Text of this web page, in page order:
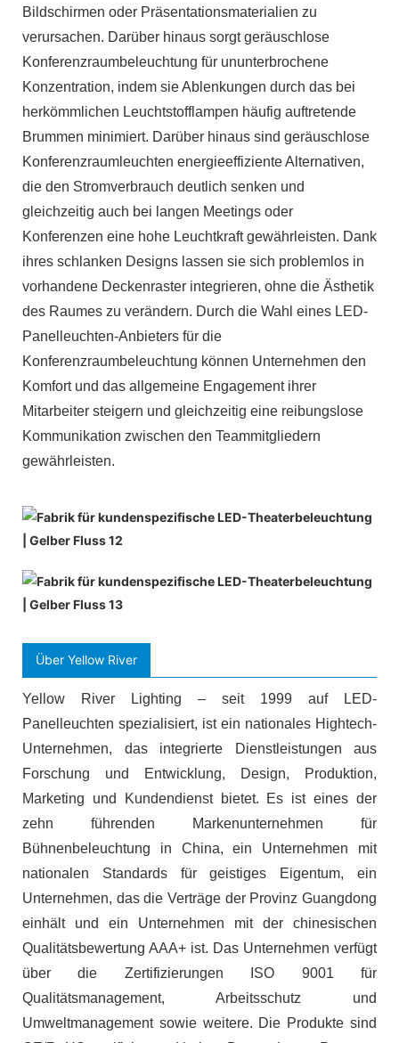
Bildschirmen oder Präsentationsmaterialien zu
verursachen. Darüber hinaus sorgt geräuschlose
Konferenzraumbeleuchtung für ununterbrochene
Konzentration, indem sie Ablenkungen durch das bei
herkömmlichen Leuchtstofflampen häufig auftretende
Brummen minimiert. Darüber hinaus sind geräuschlose
Konferenzraumleuchten energieeffiziente Alternativen,
die den Stromverbrauch deutlich senken und
gleichzeitig auch bei langen Meetings oder
Konferenzen eine hohe Leuchtkraft gewährleisten. Dank
ihres schlanken Designs lassen sie sich problemlos in
vorhandene Deckenraster integrieren, ohne die Ästhetik
des Raumes zu verändern. Durch die Wahl eines LED-
Panelleuchten-Anbieters für die
Konferenzraumbeleuchtung können Unternehmen den
Komfort und das allgemeine Engagement ihrer
Mitarbeiter steigern und gleichzeitig eine reibungslose
Kommunikation zwischen den Teammitgliedern
gewährleisten.
Über Yellow River
Yellow River Lighting – seit 1999 auf LED-
Panelleuchten spezialisiert, ist ein nationales Hightech-
Unternehmen, das integrierte Dienstleistungen aus
Forschung und Entwicklung, Design, Produktion,
Marketing und Kundendienst bietet. Es ist eines der
zehn führenden Markenunternehmen für
Bühnenbeleuchtung in China, ein Unternehmen mit
nationalen Standards für geistiges Eigentum, ein
Unternehmen, das die Verträge der Provinz Guangdong
einhält und ein Unternehmen mit der chinesischen
Qualitätsbewertung AAA+ ist. Das Unternehmen verfügt
über die Zertifizierungen ISO 9001 für
Qualitätsmanagement, Arbeitsschutz und
Umweltmanagement sowie weitere. Die Produkte sind